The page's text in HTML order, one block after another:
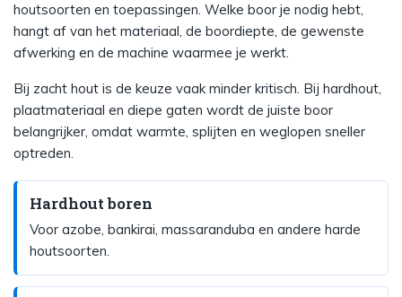
houtsoorten en toepassingen. Welke boor je nodig hebt,
hangt af van het materiaal, de boordiepte, de gewenste
afwerking en de machine waarmee je werkt.
Bij zacht hout is de keuze vaak minder kritisch. Bij hardhout,
plaatmateriaal en diepe gaten wordt de juiste boor
belangrijker, omdat warmte, splijten en weglopen sneller
optreden.
Hardhout boren
Voor azobe, bankirai, massaranduba en andere harde
houtsoorten.